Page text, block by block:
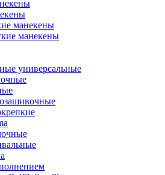
манекены
манекены
универсальные